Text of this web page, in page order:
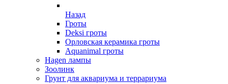
Назад
Гроты
Deksi гроты
Орловская керамика гроты
Aquanimal гроты
Hagen лампы
Зоолинк
Грунт для аквариума и террариума